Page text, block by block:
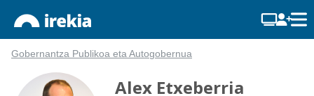
Gobernantza Publikoa eta Autogobernua
Alex Etxeberria